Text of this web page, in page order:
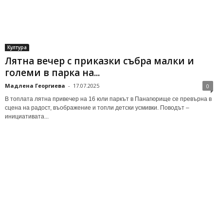
Култура
Лятна вечер с приказки събра малки и
големи в парка на...
Мадлена Георгиева - 17.07.2025 0
В топлата лятна привечер на 16 юли паркът в Панагюрище се превърна в
сцена на радост, въображение и топли детски усмивки. Поводът –
инициативата...